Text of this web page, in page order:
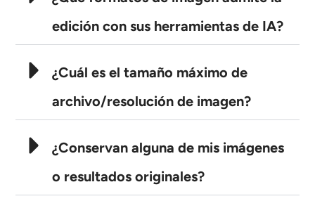
edición con sus herramientas de IA?
¿Cuál es el tamaño máximo de
archivo/resolución de imagen?
¿Conservan alguna de mis imágenes
o resultados originales?